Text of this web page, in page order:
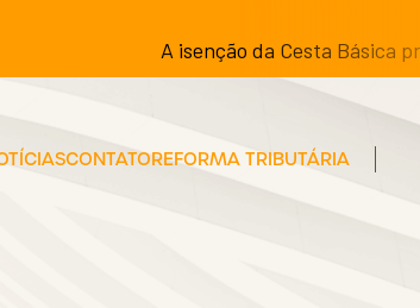
A isenção da Cesta Básica
CONTATOREFORMA TRIBUTÁRIA